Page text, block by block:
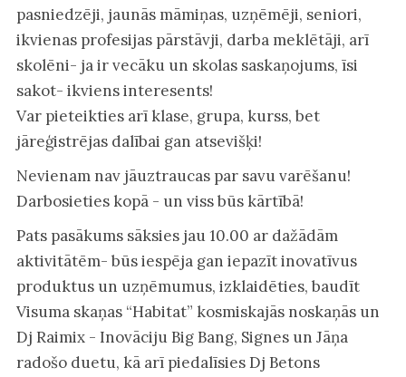
pasniedzēji, jaunās māmiņas, uzņēmēji, seniori,
ikvienas profesijas pārstāvji, darba meklētāji, arī
skolēni- ja ir vecāku un skolas saskaņojums, īsi
sakot- ikviens interesents!
Var pieteikties arī klase, grupa, kurss, bet
jāreģistrējas dalībai gan atsevišķi!
Nevienam nav jāuztraucas par savu varēšanu!
Darbosieties kopā - un viss būs kārtībā!
Pats pasākums sāksies jau 10.00 ar dažādām
aktivitātēm- būs iespēja gan iepazīt inovatīvus
produktus un uzņēmumus, izklaidēties, baudīt
Visuma skaņas “Habitat” kosmiskajās noskaņās un
Dj Raimix - Inovāciju Big Bang, Signes un Jāņa
radošo duetu, kā arī piedalīsies Dj Betons